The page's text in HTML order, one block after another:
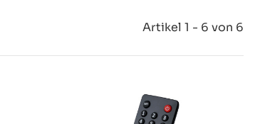
Artikel 1 - 6 von 6